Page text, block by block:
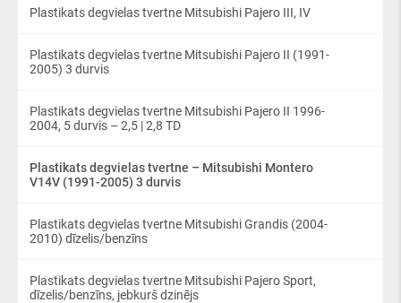
Plastikats degvielas tvertne Mitsubishi Pajero III, IV
Plastikats degvielas tvertne Mitsubishi Pajero II (1991-
2005) 3 durvis
Plastikats degvielas tvertne Mitsubishi Pajero II 1996-
2004, 5 durvis – 2,5 | 2,8 TD
Plastikats degvielas tvertne – Mitsubishi Montero
V14V (1991-2005) 3 durvis
Plastikats degvielas tvertne Mitsubishi Grandis (2004-
2010) dīzelis/benzīns
Plastikats degvielas tvertne Mitsubishi Pajero Sport,
dīzelis/benzīns, jebkurš dzinējs